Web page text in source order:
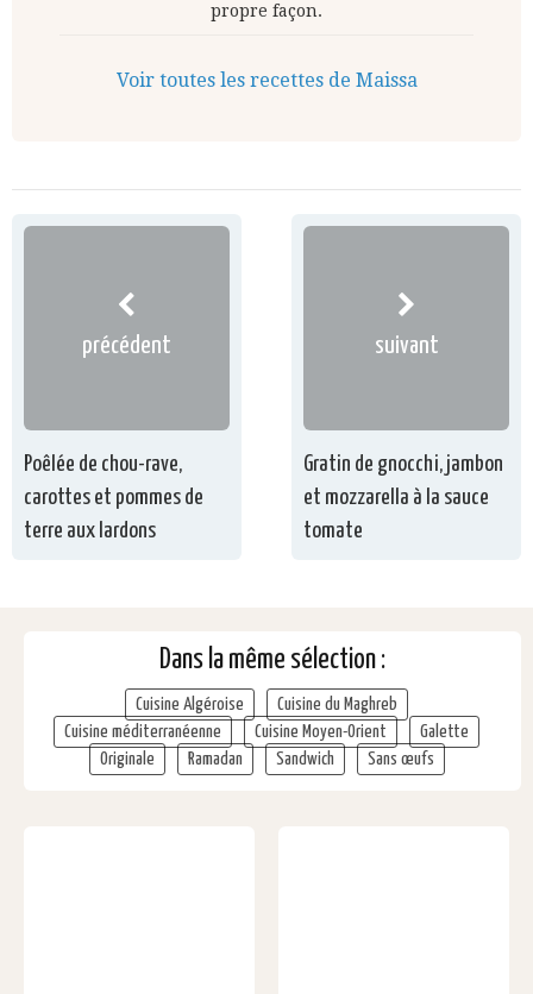
propre façon.
Voir toutes les recettes de Maissa
précédent
Poêlée de chou-rave,
carottes et pommes de
terre aux lardons
suivant
Gratin de gnocchi, jambon
et mozzarella à la sauce
tomate
Dans la même sélection :
Cuisine Algéroise
Cuisine du Maghreb
Cuisine méditerranéenne
Cuisine Moyen-Orient
Galette
Originale
Ramadan Sandwich Sans œufs